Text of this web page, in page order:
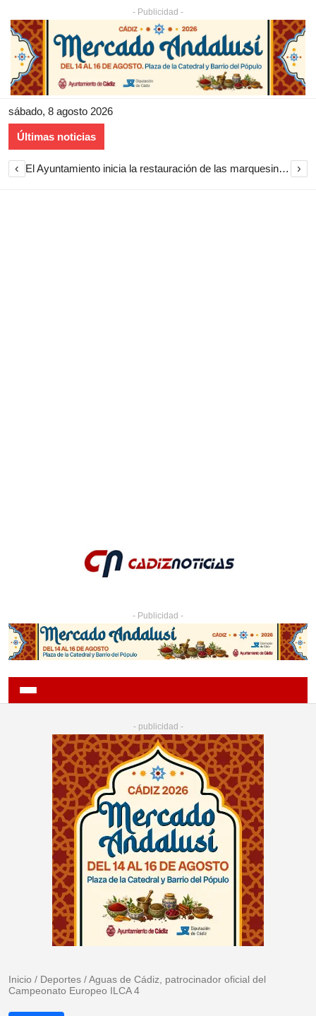
- Publicidad -
sábado, 8 agosto 2026
Últimas noticias
‹ El Ayuntamiento inicia la restauración de las marquesinas de Plaza Esteve para volver a instalarlas en el centro de Jerez ›
- Publicidad -
- publicidad -
Inicio / Deportes /Aguas de Cádiz, patrocinador oficial del
Campeonato Europeo ILCA 4